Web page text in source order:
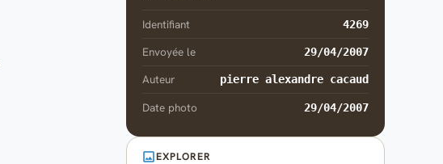
Identifiant 4269
Envoyée le 29/04/2007
Auteur pierre alexandre cacaud
Date photo 29/04/2007
EXPLORER